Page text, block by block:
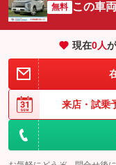
無料 この車
現在0人
来店・ 試乗